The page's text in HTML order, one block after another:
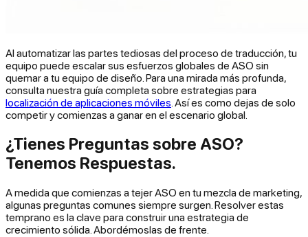
Al automatizar las partes tediosas del proceso de traducción, tu
equipo puede escalar sus esfuerzos globales de ASO sin
quemar a tu equipo de diseño. Para una mirada más profunda,
consulta nuestra guía completa sobre estrategias para
localización de aplicaciones móviles . Así es como dejas de solo
competir y comienzas a ganar en el escenario global.
¿Tienes Preguntas sobre ASO?
Tenemos Respuestas.
A medida que comienzas a tejer ASO en tu mezcla de marketing,
algunas preguntas comunes siempre surgen. Resolver estas
temprano es la clave para construir una estrategia de
crecimiento sólida. Abordémoslas de frente.